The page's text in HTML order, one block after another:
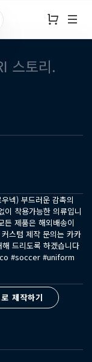
스토리.
넥) 부드러운 감촉의
이 착용가능한 의류입니
든 제품은 해외배송이
스텀 제작 문의는 카카
드리도록 하겠습니다
#soccer #uniform
제작하기